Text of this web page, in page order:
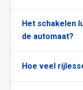
Het schakelen
de automaat?
Hoe veel